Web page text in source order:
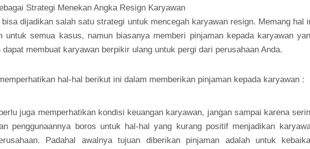
Strategi Menekan Angka Resign Karyawan
dijadikan salah satu strategi untuk mencegah karyawan resign. Memang hal
untuk semua kasus, namun biasanya memberi pinjaman kepada karyawan
membuat karyawan berpikir ulang untuk pergi dari perusahaan Anda.
hal-hal berikut ini dalam memberikan pinjaman kepada karyawan :
juga memperhatikan kondisi keuangan karyawan, jangan sampai karena
penggunaannya boros untuk hal-hal yang kurang positif menjadikan
Padahal awalnya tujuan diberikan pinjaman adalah untuk